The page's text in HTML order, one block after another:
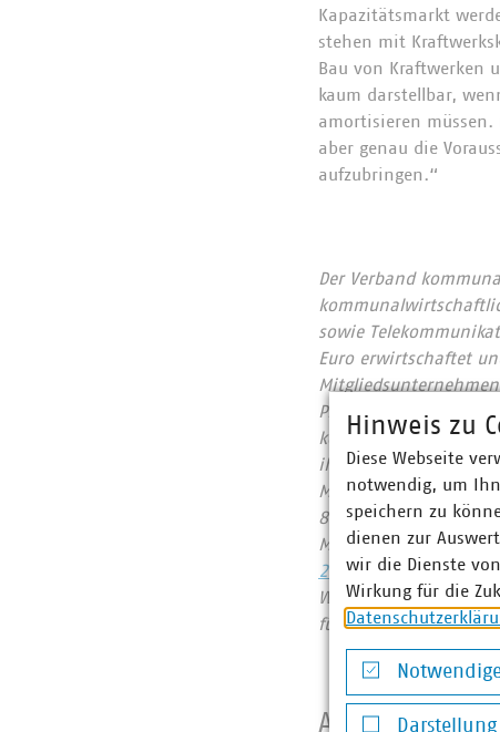
Kapazitätsmarkt
stehen mit
Bau von Kraftwerken
kaum darstellbar,
amortisieren müssen.
aber genau die
aufzubringen.“
Der Verband
sowie
Euro erwirtschaftet
Prozent, Gas 60
kommunale
ihrer CO2-
822 Millionen Euro.
2023
Wir halten
für heute und
Hinweis zu
Diese Webseite
notwendig, um
speichern zu
dienen zur
wir die Dienste
Wirkung für die
Notwendige